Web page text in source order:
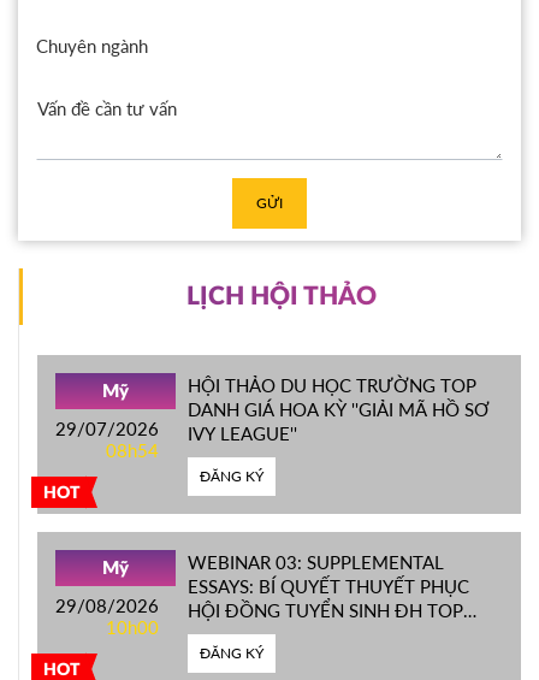
Chuyên ngành
GỬI
LỊCH HỘI THẢO
HOT
Mỹ
29/07/2026
08h54
HỘI THẢO DU HỌC TRƯỜNG TOP
DANH GIÁ HOA KỲ ''GIẢI MÃ HỒ SƠ
IVY LEAGUE''
ĐĂNG KÝ
HOT
Mỹ
29/08/2026
10h00
WEBINAR 03: SUPPLEMENTAL
ESSAYS: BÍ QUYẾT THUYẾT PHỤC
HỘI ĐỒNG TUYỂN SINH ĐH TOP
ĐẦU MỸ
ĐĂNG KÝ